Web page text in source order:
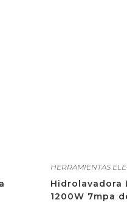
HERRAMIENTAS
Hidrolavadora
1200W 7mpa